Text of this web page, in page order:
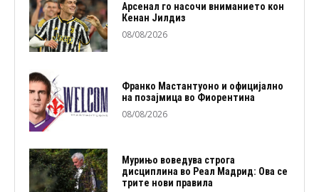
Арсенал го насочи вниманието кон
Кенан Јилдиз
08/08/2026
Франко Мастантуоно и официјално
на позајмица во Фиорентина
08/08/2026
Мурињо воведува строга
дисциплина во Реал Мадрид: Ова се
трите нови правила